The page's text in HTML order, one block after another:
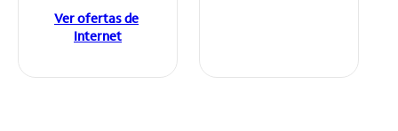
Ver ofertas de
Internet